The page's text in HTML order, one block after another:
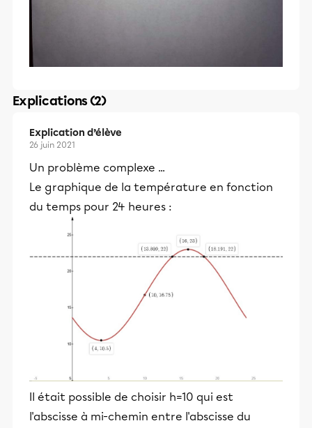
Explications (2)
Explication d’élève
26 juin 2021
Un problème complexe ...
Le graphique de la température en fonction
du temps pour 24 heures :
Il était possible de choisir h=10 qui est
l'abscisse à mi-chemin entre l'abscisse du